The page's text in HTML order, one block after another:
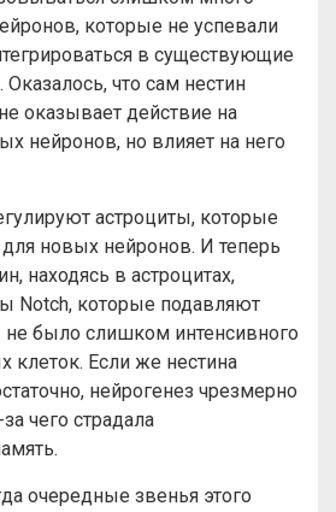
которые не успевали
в существующие
что сам нестин
оказывает действие на
нейронов, но влияет на него
астроциты, которые
новых нейронов. И теперь
находясь в астроцитах,
Notch, которые подавляют
не было слишком интенсивного
клеток. Если же нестина
нейрогенез чрезмерно
чего страдала
очередные звенья этого